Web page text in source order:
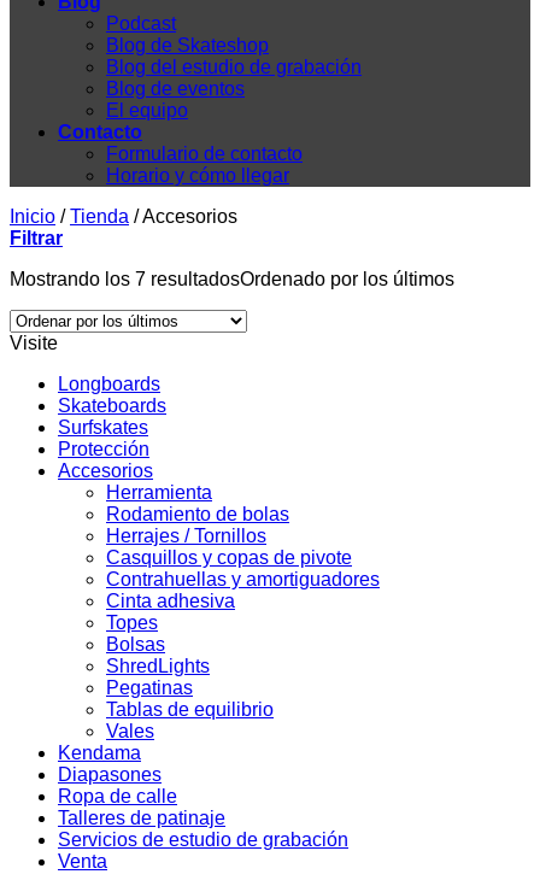
Podcast
Blog de Skateshop
Blog del estudio de grabación
Blog de eventos
El equipo
Contacto
Formulario de contacto
Horario y cómo llegar
Inicio / Tienda /Accesorios
Filtrar
Mostrando los 7 resultadosOrdenado por los últimos
Visite
Longboards
Skateboards
Surfskates
Protección
Accesorios
Herramienta
Rodamiento de bolas
Herrajes / Tornillos
Casquillos y copas de pivote
Contrahuellas y amortiguadores
Cinta adhesiva
Topes
Bolsas
ShredLights
Pegatinas
Tablas de equilibrio
Vales
Kendama
Diapasones
Ropa de calle
Talleres de patinaje
Servicios de estudio de grabación
Venta